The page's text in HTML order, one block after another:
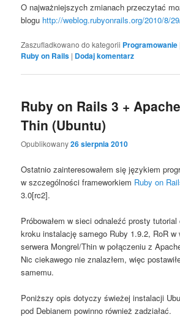
O najważniejszych zmianach przeczytać
blogu http://weblog.rubyonrails.org/2010/8/
Zaszufladkowano do kategorii Programowanie
Ruby on Rails | Dodaj komentarz
Ruby on Rails 3 +
Thin (Ubuntu)
Opublikowany26 sierpnia 2010
Ostatnio zainteresowałem się językiem
w szczególności frameworkiem Ruby on
3.0[rc2].
Próbowałem w sieci odnaleźć prosty
kroku instalację samego Ruby 1.9.2, RoR w
serwera Mongrel/Thin w połączeniu z
Nic ciekawego nie znalazłem, więc
samemu.
Poniższy opis dotyczy świeżej instalacji
pod Debianem powinno również zadziałać.